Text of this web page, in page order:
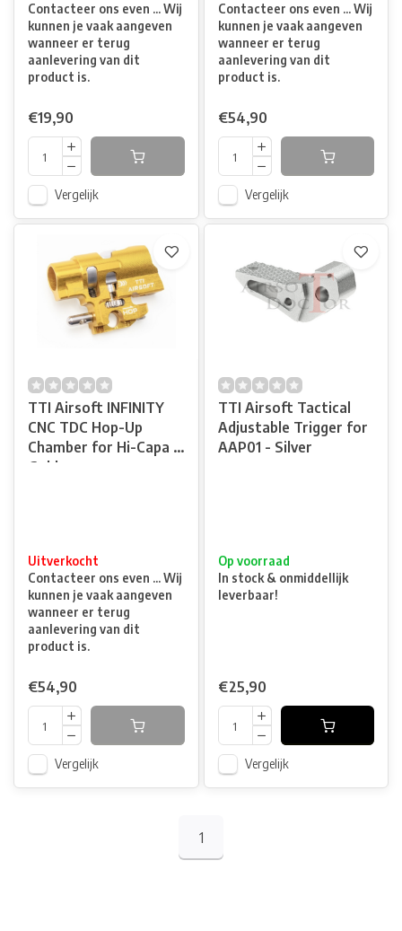
Contacteer ons even ... Wij
kunnen je vaak aangeven
wanneer er terug
aanlevering van dit
product is.
€19,90
Vergelijk
Contacteer ons even ... Wij
kunnen je vaak aangeven
wanneer er terug
aanlevering van dit
product is.
€54,90
Vergelijk
TTI Airsoft INFINITY
CNC TDC Hop-Up
Chamber for Hi-Capa -
Gold
Uitverkocht
Contacteer ons even ... Wij
kunnen je vaak aangeven
wanneer er terug
aanlevering van dit
product is.
€54,90
Vergelijk
TTI Airsoft Tactical
Adjustable Trigger for
AAP01 - Silver
Op voorraad
In stock & onmiddellijk
leverbaar!
€25,90
Vergelijk
1